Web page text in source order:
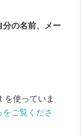
分の名前、メー
を使っていま
ご覧くださ